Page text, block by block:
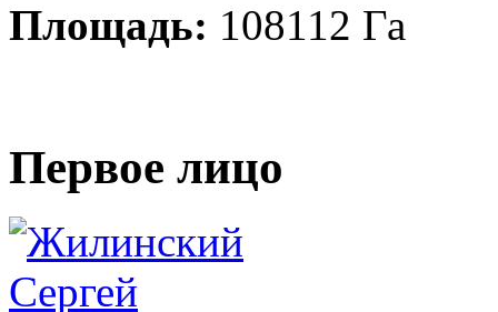
Площадь: 108112 Га
Первое лицо